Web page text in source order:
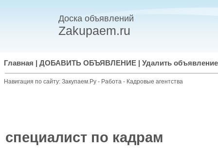
Доска объявлений
Zakupaem.ru
Главная ДОБАВИТЬ ОБЪЯВЛЕНИЕ Удалить объявление
Навигация по сайту: Закупаем.Ру - Работа - Кадровые агентства
специалист по кадрам